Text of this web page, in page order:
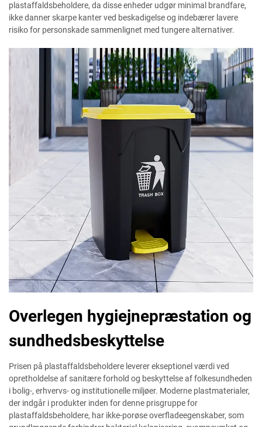
plastaffaldsbeholdere, da disse enheder udgør minimal brandfare,
ikke danner skarpe kanter ved beskadigelse og indebærer lavere
risiko for personskade sammenlignet med tungere alternativer.
Overlegen hygiejnepræstation og
sundhedsbeskyttelse
Prisen på plastaffaldsbeholdere leverer ekseptionel værdi ved
opretholdelse af sanitære forhold og beskyttelse af folkesundheden
i bolig-, erhvervs- og institutionelle miljøer. Moderne plastmaterialer,
der indgår i produkter inden for denne prisgruppe for
plastaffaldsbeholdere, har ikke-porøse overfladeegenskaber, som